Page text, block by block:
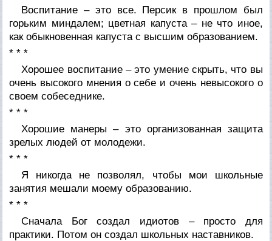
Воспитание – это все. Персик в прошлом был
горьким миндалем; цветная капуста – не что иное,
как обыкновенная капуста с высшим образованием.
* * *
Хорошее воспитание – это умение скрыть, что вы
очень высокого мнения о себе и очень невысокого о
своем собеседнике.
* * *
Хорошие манеры – это организованная защита
зрелых людей от молодежи.
* * *
Я никогда не позволял, чтобы мои школьные
занятия мешали моему образованию.
* * *
Сначала Бог создал идиотов – просто для
практики. Потом он создал школьных наставников.